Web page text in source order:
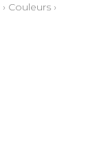
› Couleurs›